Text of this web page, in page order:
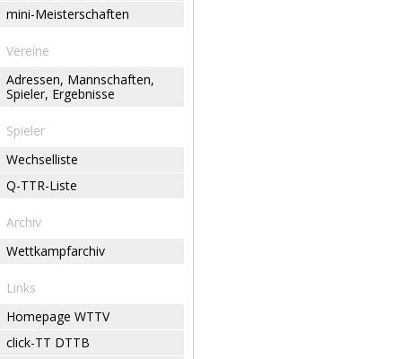
mini-Meisterschaften
Vereine
Adressen, Mannschaften,
Spieler, Ergebnisse
Spieler
Wechselliste
Q-TTR-Liste
Archiv
Wettkampfarchiv
Links
Homepage WTTV
click-TT DTTB